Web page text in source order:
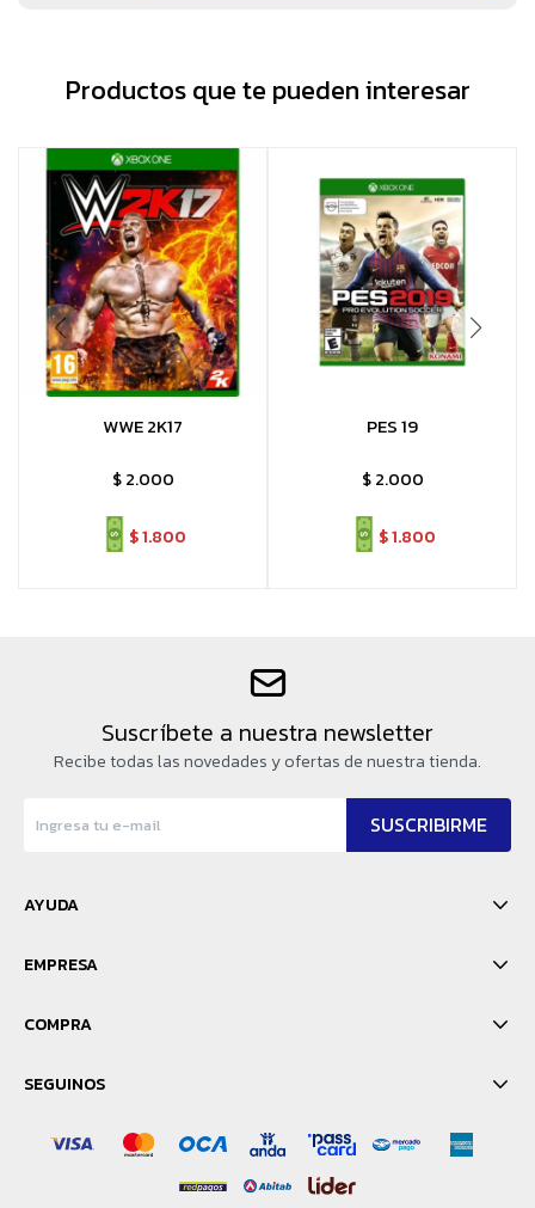
Productos que te pueden interesar
WWE 2K17
$ 2.000
$1.800
PES 19
$ 2.000
$1.800
Suscríbete a nuestra newsletter
Recibe todas las novedades y ofertas de nuestra tienda.
SUSCRIBIRME
AYUDA
EMPRESA
COMPRA
SEGUINOS